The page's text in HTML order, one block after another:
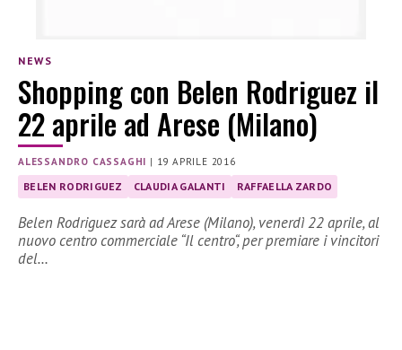
NEWS
Shopping con Belen Rodriguez il
22 aprile ad Arese (Milano)
ALESSANDRO CASSAGHI | 19 APRILE 2016
BELEN RODRIGUEZ CLAUDIA GALANTI RAFFAELLA ZARDO
Belen Rodriguez sarà ad Arese (Milano), venerdì 22 aprile, al
nuovo centro commerciale “Il centro“, per premiare i vincitori
del…